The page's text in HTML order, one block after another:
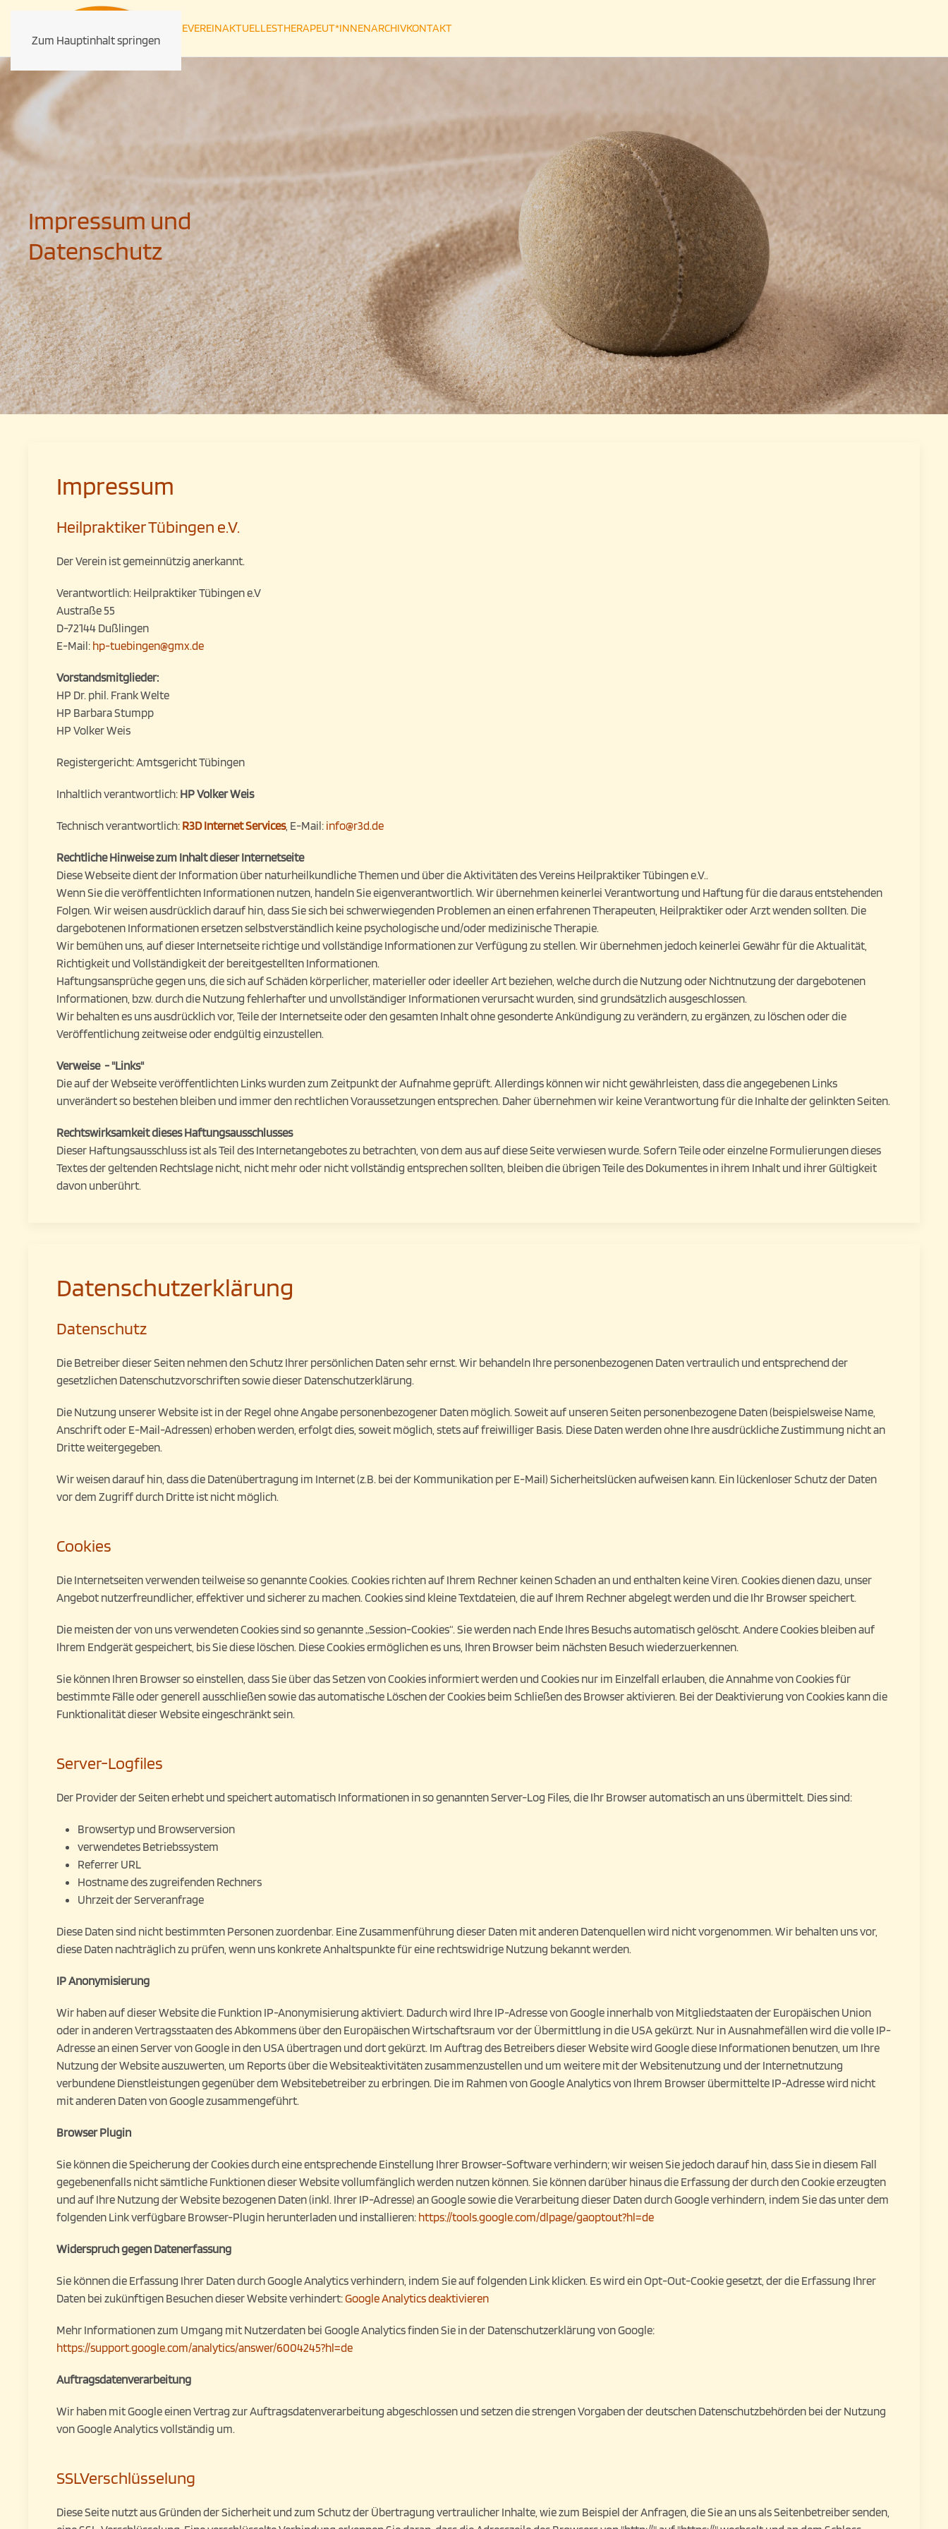
Zum Hauptinhalt springen
HOMEVEREINAKTUELLESTHERAPEUT*INNENARCHIVKONTAKT
Impressum und
Datenschutz
Impressum
Heilpraktiker Tübingen e.V.
Der Verein ist gemeinnützig anerkannt.
Verantwortlich: Heilpraktiker Tübingen e.V
Austraße 55
D-72144 Dußlingen
E-Mail: hp-tuebingen@gmx.de
Vorstandsmitglieder:
HP Dr. phil. Frank Welte
HP Barbara Stumpp
HP Volker Weis
Registergericht: Amtsgericht Tübingen
Inhaltlich verantwortlich: HP Volker Weis
Technisch verantwortlich: R3D Internet Services, E-Mail: info@r3d.de
Rechtliche Hinweise zum Inhalt dieser Internetseite
Diese Webseite dient der Information über naturheilkundliche Themen und über die Aktivitäten des Vereins Heilpraktiker Tübingen e.V..
Wenn Sie die veröffentlichten Informationen nutzen, handeln Sie eigenverantwortlich. Wir übernehmen keinerlei Verantwortung und Haftung für die daraus entstehenden
Folgen. Wir weisen ausdrücklich darauf hin, dass Sie sich bei schwerwiegenden Problemen an einen erfahrenen Therapeuten, Heilpraktiker oder Arzt wenden sollten. Die
dargebotenen Informationen ersetzen selbstverständlich keine psychologische und/oder medizinische Therapie.
Wir bemühen uns, auf dieser Internetseite richtige und vollständige Informationen zur Verfügung zu stellen. Wir übernehmen jedoch keinerlei Gewähr für die Aktualität,
Richtigkeit und Vollständigkeit der bereitgestellten Informationen.
Haftungsansprüche gegen uns, die sich auf Schäden körperlicher, materieller oder ideeller Art beziehen, welche durch die Nutzung oder Nichtnutzung der dargebotenen
Informationen, bzw. durch die Nutzung fehlerhafter und unvollständiger Informationen verursacht wurden, sind grundsätzlich ausgeschlossen.
Wir behalten es uns ausdrücklich vor, Teile der Internetseite oder den gesamten Inhalt ohne gesonderte Ankündigung zu verändern, zu ergänzen, zu löschen oder die
Veröffentlichung zeitweise oder endgültig einzustellen.
Verweise - "Links"
Die auf der Webseite veröffentlichten Links wurden zum Zeitpunkt der Aufnahme geprüft. Allerdings können wir nicht gewährleisten, dass die angegebenen Links
unverändert so bestehen bleiben und immer den rechtlichen Voraussetzungen entsprechen. Daher übernehmen wir keine Verantwortung für die Inhalte der gelinkten Seiten.
Rechtswirksamkeit dieses Haftungsausschlusses
Dieser Haftungsausschluss ist als Teil des Internetangebotes zu betrachten, von dem aus auf diese Seite verwiesen wurde. Sofern Teile oder einzelne Formulierungen dieses
Textes der geltenden Rechtslage nicht, nicht mehr oder nicht vollständig entsprechen sollten, bleiben die übrigen Teile des Dokumentes in ihrem Inhalt und ihrer Gültigkeit
davon unberührt.
Datenschutzerklärung
Datenschutz
Die Betreiber dieser Seiten nehmen den Schutz Ihrer persönlichen Daten sehr ernst. Wir behandeln Ihre personenbezogenen Daten vertraulich und entsprechend der
gesetzlichen Datenschutzvorschriften sowie dieser Datenschutzerklärung.
Die Nutzung unserer Website ist in der Regel ohne Angabe personenbezogener Daten möglich. Soweit auf unseren Seiten personenbezogene Daten (beispielsweise Name,
Anschrift oder E-Mail-Adressen) erhoben werden, erfolgt dies, soweit möglich, stets auf freiwilliger Basis. Diese Daten werden ohne Ihre ausdrückliche Zustimmung nicht an
Dritte weitergegeben.
Wir weisen darauf hin, dass die Datenübertragung im Internet (z.B. bei der Kommunikation per E-Mail) Sicherheitslücken aufweisen kann. Ein lückenloser Schutz der Daten
vor dem Zugriff durch Dritte ist nicht möglich.
Cookies
Die Internetseiten verwenden teilweise so genannte Cookies. Cookies richten auf Ihrem Rechner keinen Schaden an und enthalten keine Viren. Cookies dienen dazu, unser
Angebot nutzerfreundlicher, effektiver und sicherer zu machen. Cookies sind kleine Textdateien, die auf Ihrem Rechner abgelegt werden und die Ihr Browser speichert.
Die meisten der von uns verwendeten Cookies sind so genannte „Session-Cookies“. Sie werden nach Ende Ihres Besuchs automatisch gelöscht. Andere Cookies bleiben auf
Ihrem Endgerät gespeichert, bis Sie diese löschen. Diese Cookies ermöglichen es uns, Ihren Browser beim nächsten Besuch wiederzuerkennen.
Sie können Ihren Browser so einstellen, dass Sie über das Setzen von Cookies informiert werden und Cookies nur im Einzelfall erlauben, die Annahme von Cookies für
bestimmte Fälle oder generell ausschließen sowie das automatische Löschen der Cookies beim Schließen des Browser aktivieren. Bei der Deaktivierung von Cookies kann die
Funktionalität dieser Website eingeschränkt sein.
Server-Logfiles
Der Provider der Seiten erhebt und speichert automatisch Informationen in so genannten Server-Log Files, die Ihr Browser automatisch an uns übermittelt. Dies sind:
Browsertyp und Browserversion
verwendetes Betriebssystem
Referrer URL
Hostname des zugreifenden Rechners
Uhrzeit der Serveranfrage
Diese Daten sind nicht bestimmten Personen zuordenbar. Eine Zusammenführung dieser Daten mit anderen Datenquellen wird nicht vorgenommen. Wir behalten uns vor,
diese Daten nachträglich zu prüfen, wenn uns konkrete Anhaltspunkte für eine rechtswidrige Nutzung bekannt werden.
IP Anonymisierung
Wir haben auf dieser Website die Funktion IP-Anonymisierung aktiviert. Dadurch wird Ihre IP-Adresse von Google innerhalb von Mitgliedstaaten der Europäischen Union
oder in anderen Vertragsstaaten des Abkommens über den Europäischen Wirtschaftsraum vor der Übermittlung in die USA gekürzt. Nur in Ausnahmefällen wird die volle IP-
Adresse an einen Server von Google in den USA übertragen und dort gekürzt. Im Auftrag des Betreibers dieser Website wird Google diese Informationen benutzen, um Ihre
Nutzung der Website auszuwerten, um Reports über die Websiteaktivitäten zusammenzustellen und um weitere mit der Websitenutzung und der Internetnutzung
verbundene Dienstleistungen gegenüber dem Websitebetreiber zu erbringen. Die im Rahmen von Google Analytics von Ihrem Browser übermittelte IP-Adresse wird nicht
mit anderen Daten von Google zusammengeführt.
Browser Plugin
Sie können die Speicherung der Cookies durch eine entsprechende Einstellung Ihrer Browser-Software verhindern; wir weisen Sie jedoch darauf hin, dass Sie in diesem Fall
gegebenenfalls nicht sämtliche Funktionen dieser Website vollumfänglich werden nutzen können. Sie können darüber hinaus die Erfassung der durch den Cookie erzeugten
und auf Ihre Nutzung der Website bezogenen Daten (inkl. Ihrer IP-Adresse) an Google sowie die Verarbeitung dieser Daten durch Google verhindern, indem Sie das unter dem
folgenden Link verfügbare Browser-Plugin herunterladen und installieren: https://tools.google.com/dlpage/gaoptout?hl=de
Widerspruch gegen Datenerfassung
Sie können die Erfassung Ihrer Daten durch Google Analytics verhindern, indem Sie auf folgenden Link klicken. Es wird ein Opt-Out-Cookie gesetzt, der die Erfassung Ihrer
Daten bei zukünftigen Besuchen dieser Website verhindert:Google Analytics deaktivieren
Mehr Informationen zum Umgang mit Nutzerdaten bei Google Analytics finden Sie in der Datenschutzerklärung von Google:
https://support.google.com/analytics/answer/6004245?hl=de
Auftragsdatenverarbeitung
Wir haben mit Google einen Vertrag zur Auftragsdatenverarbeitung abgeschlossen und setzen die strengen Vorgaben der deutschen Datenschutzbehörden bei der Nutzung
von Google Analytics vollständig um.
SSLVerschlüsselung
Diese Seite nutzt aus Gründen der Sicherheit und zum Schutz der Übertragung vertraulicher Inhalte, wie zum Beispiel der Anfragen, die Sie an uns als Seitenbetreiber senden,